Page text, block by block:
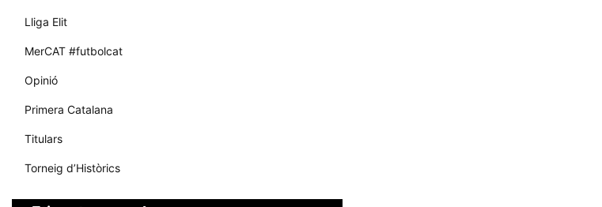
Lliga Elit
MerCAT #futbolcat
Opinió
Primera Catalana
Titulars
Torneig d’Històrics